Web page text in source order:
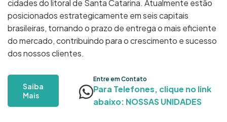
cidades do litoral de Santa Catarina. Atualmente estão
posicionados estrategicamente em seis capitais
brasileiras, tornando o prazo de entrega o mais eficiente
do mercado, contribuindo para o crescimento e sucesso
dos nossos clientes.
Saiba
Mais
Entre em Contato
Para Telefones, clique no link
abaixo: NOSSAS UNIDADES